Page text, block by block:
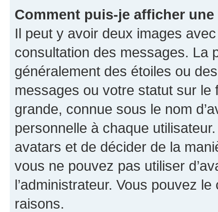
Comment puis-je afficher
Il peut y avoir deux images
consultation des messages. La
généralement des étoiles ou
messages ou votre statut sur
grande, connue sous le nom
personnelle à chaque utilisateur.
avatars et de décider de la
vous ne pouvez pas utiliser
l’administrateur. Vous pouvez
raisons.